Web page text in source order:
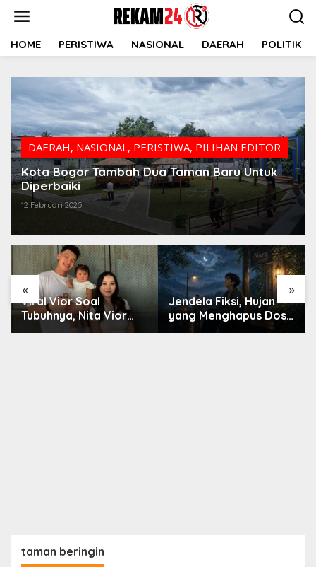
HOME PERISTIWA NASIONAL DAERAH POLITIK
DAERAH, NASIONAL, PERISTIWA, PILIHAN EDITOR
Kota Bogor Tambah Dua Taman Baru Untuk
Diperbaiki
12 Februari 2025
« »
Viral Vior Soal
Tubuhnya, Nita Vior
Akui Nikmati Peranya
Jendela Fiksi, Hujan
yang Menghapus Dosa
taman beringin